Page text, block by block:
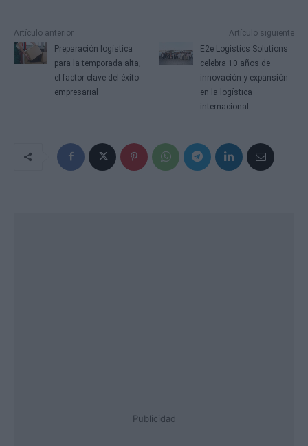
Artículo anterior
Preparación logística
para la temporada alta;
el factor clave del éxito
empresarial
Artículo siguiente
E2e Logistics Solutions
celebra 10 años de
innovación y expansión
en la logística
internacional
Publicidad